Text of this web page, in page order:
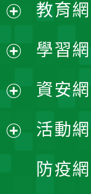
選
單
開
選
單
開
選
單
開
選
開
教育
學習
資安
活動
防疫